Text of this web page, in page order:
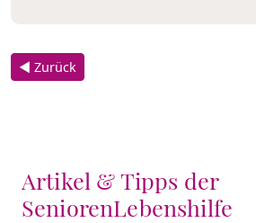
◀ Zurück
Artikel & Tipps der
SeniorenLebenshilfe